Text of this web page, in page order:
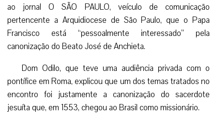
ao jornal O SÃO PAULO, veículo de comunicação
pertencente a Arquidiocese de São Paulo, que o Papa
Francisco está “pessoalmente interessado” pela
canonização do Beato José de Anchieta.
Dom Odilo, que teve uma audiência privada com o
pontífice em Roma, explicou que um dos temas tratados no
encontro foi justamente a canonização do sacerdote
jesuíta que, em 1553, chegou ao Brasil como missionário.